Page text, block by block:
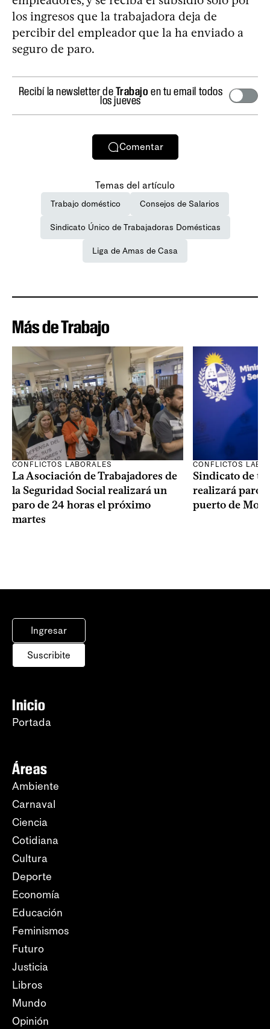
los ingresos que la trabajadora deja de
percibir del empleador que la ha enviado a
seguro de paro.
Recibí la newsletter deTrabajo en tu email todos
los jueves
Comentar
Temas del artículo
Trabajo doméstico Consejos de Salarios
Sindicato Único de Trabajadoras Domésticas
Liga de Amas de Casa
Más de Trabajo
CONFLICTOS LABORALES
La Asociación de Trabajadores de
la Seguridad Social realizará un
paro de 24 horas el próximo
martes
CONFLICTOS
Sindicato de
realizará paro
puerto de
Ingresar
Suscribite
Inicio
Portada
Áreas
Ambiente
Carnaval
Ciencia
Cotidiana
Cultura
Deporte
Economía
Educación
Feminismos
Futuro
Justicia
Libros
Mundo
Opinión